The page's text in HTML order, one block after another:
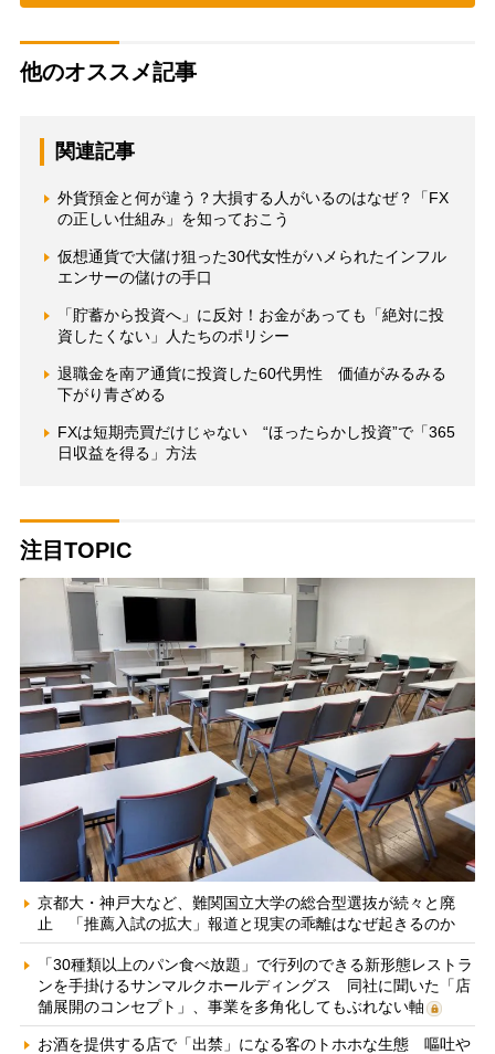
他のオススメ記事
関連記事
外貨預金と何が違う？大損する人がいるのはなぜ？「FX
の正しい仕組み」を知っておこう
仮想通貨で大儲け狙った30代女性がハメられたインフル
エンサーの儲けの手口
「貯蓄から投資へ」に反対！お金があっても「絶対に投
資したくない」人たちのポリシー
退職金を南ア通貨に投資した60代男性 価値がみるみる
下がり青ざめる
FXは短期売買だけじゃない “ほったらかし投資”で「365
日収益を得る」方法
注目TOPIC
京都大・神戸大など、難関国立大学の総合型選抜が続々と廃
止 「推薦入試の拡大」報道と現実の乖離はなぜ起きるのか
「30種類以上のパン食べ放題」で行列のできる新形態レストラ
ンを手掛けるサンマルクホールディングス 同社に聞いた「店
舗展開のコンセプト」、事業を多角化してもぶれない軸
お酒を提供する店で「出禁」になる客のトホホな生態 嘔吐や